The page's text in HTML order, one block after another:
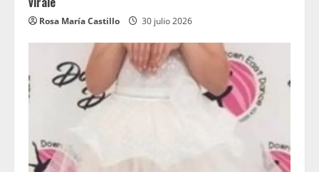
Rosa María Castillo 30 julio 2026